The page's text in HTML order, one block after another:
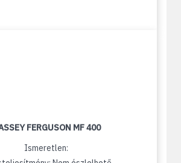
FERGUSON MF 400
Ismeretlen: